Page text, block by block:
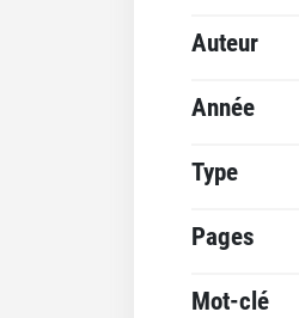
Auteur
Année
Type
Pages
Mot-clé